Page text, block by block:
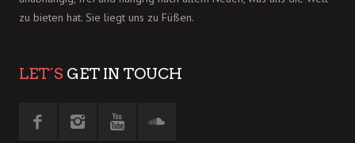
zu bieten hat. Sie liegt uns zu Füßen.
LET´S GET IN TOUCH